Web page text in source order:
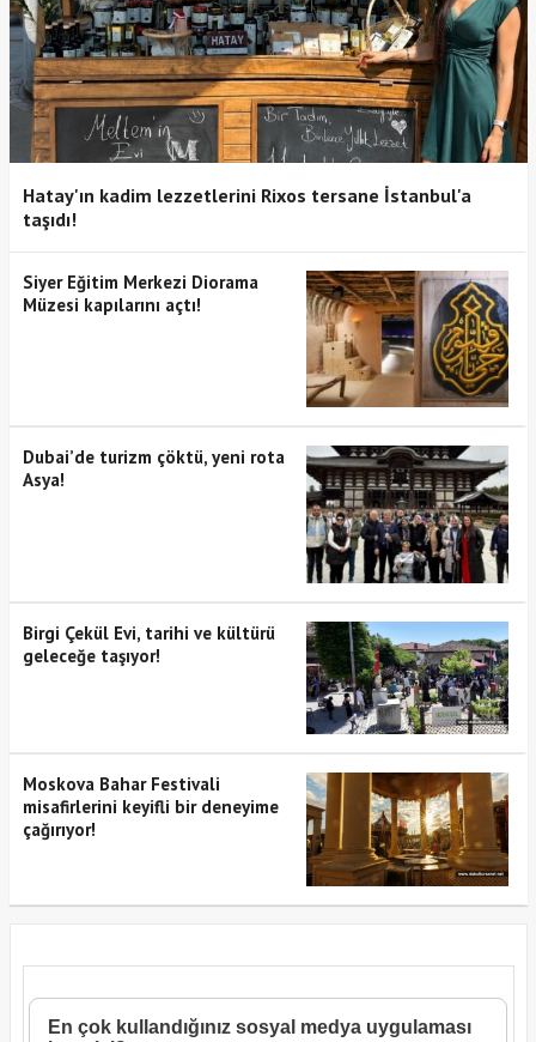
Hatay'ın kadim lezzetlerini Rixos tersane İstanbul'a
taşıdı!
Siyer Eğitim Merkezi Diorama
Müzesi kapılarını açtı!
Dubai’de turizm çöktü, yeni rota
Asya!
Birgi Çekül Evi, tarihi ve kültürü
geleceğe taşıyor!
Moskova Bahar Festivali
misafirlerini keyifli bir deneyime
çağırıyor!
En çok kullandığınız sosyal medya uygulaması